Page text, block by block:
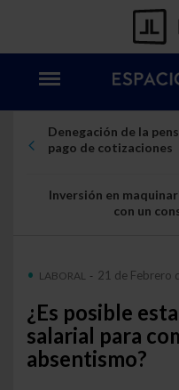
Denegación de la
pago de cotizaciones
Inversión en
con un
LABORAL - 21 de Febrero
¿Es posible
salarial para
absentismo?